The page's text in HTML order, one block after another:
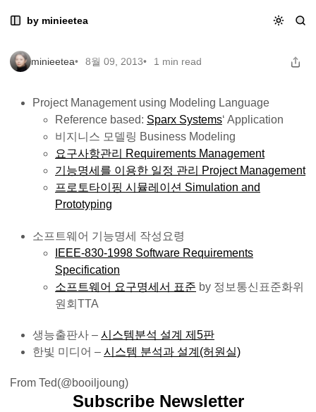
to
to
to
by minieetea
Software Project Management
Software Project Management
minieetea 8월 09, 2013 1 min read
Project Management using Modeling Language
Reference based: Sparx Systems‘ Application
비지니스 모델링 Business Modeling
요구사항관리 Requirements Management
기능명세를 이용한 일정 관리 Project Management
프로토타이핑 시뮬레이션 Simulation and
Prototyping
소프트웨어 기능명세 작성요령
IEEE-830-1998 Software Requirements
Specification
소프트웨어 요구명세서 표준 by 정보통신표준화위
원회TTA
생능출판사 – 시스템분석 설계 제5판
한빛 미디어 – 시스템 분석과 설계(허원실)
From Ted(@booiljoung)
Subscribe Newsletter